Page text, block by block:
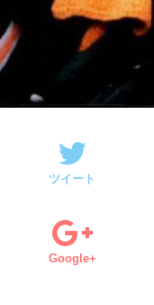
ツイート
Google+